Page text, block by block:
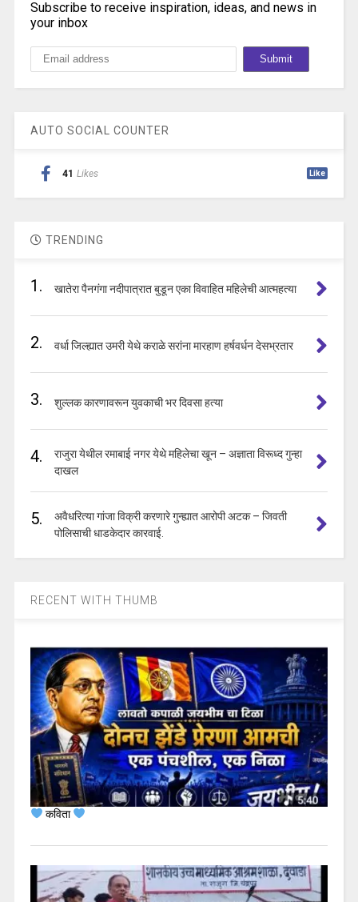
Subscribe to receive inspiration, ideas, and news in
your inbox
AUTO SOCIAL COUNTER
41 Likes Like
TRENDING
1. खातेरा पैनगंगा नदीपात्रात बुडून एका विवाहित महिलेची आत्महत्या
2. वर्धा जिल्ह्यात उमरी येथे कराळे सरांना मारहाण हर्षवर्धन देसभ्रतार
3. शुल्लक कारणावरून युवकाची भर दिवसा हत्या
4.
राजुरा येथील रमाबाई नगर येथे महिलेचा खून – अज्ञाता विरूध्द गुन्हा
दाखल
5.
अवैधरित्या गांजा विक्री करणारे गुन्ह्यात आरोपी अटक – जिवती
पोलिसाची धाडकेदार कारवाई.
RECENT WITH THUMB
कविता